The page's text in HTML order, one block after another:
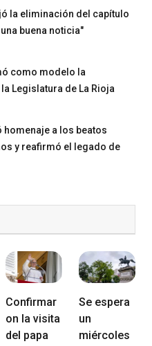
la eliminación del capítulo
buena noticia"
como modelo la
Legislatura de La Rioja
a los beatos
y reafirmó el legado de
Confirmar
on la visita
del papa
Se espera
un
miércoles